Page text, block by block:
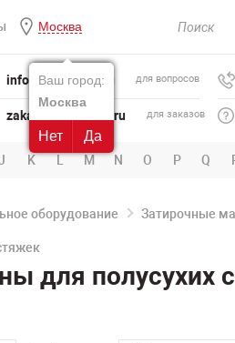
Москва
Ваш город:
Москва
Нет Да
info@powertool.ru для вопросов
zakaz@powertool.ru для заказов
K L M N O P Q
оборудование Затирочные
для полусухих